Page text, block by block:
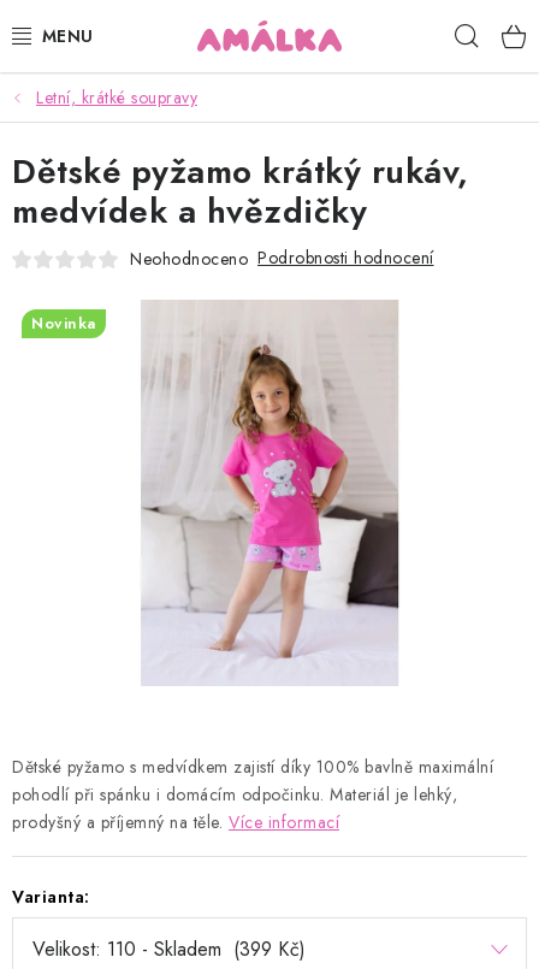
na
KOJENECKÉ, DĚTSKÉ OBLEČENÍ
ČEPICE, RUKAVICE, NÁKRČNÍKY
OSUŠKY, BRYNDÁKY, DEKY, DOPLŇKY
HODNOCENÍ OBCHODU
Proč AMÁLKA?
Doprava a platba
Postup pro vrácení a výměnu
Obchodní podmínky
Podmínky ochrany osobních údajů
Blog
Letní, krátké soupravy
Dětské pyžamo s medvídkem zajistí díky 100% bavlně maximální
pohodlí při spánku i domácím odpočinku. Materiál je lehký,
prodyšný a příjemný na těle. Více informací
Varianta:
Dětské pyžamo krátký rukáv,
medvídek a hvězdičky
Neohodnoceno Podrobnosti hodnocení
Novinka